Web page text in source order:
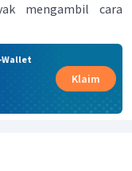
mengambil cara
Wallet
Klaim